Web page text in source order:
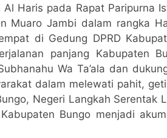
Haris pada Rapat Paripurna
Muaro Jambi dalam rangka
di Gedung DPRD
panjang Kabupaten
Wa Ta’ala dan
dalam melewati pahit,
Negeri Langkah Serentak
Bungo menjadi